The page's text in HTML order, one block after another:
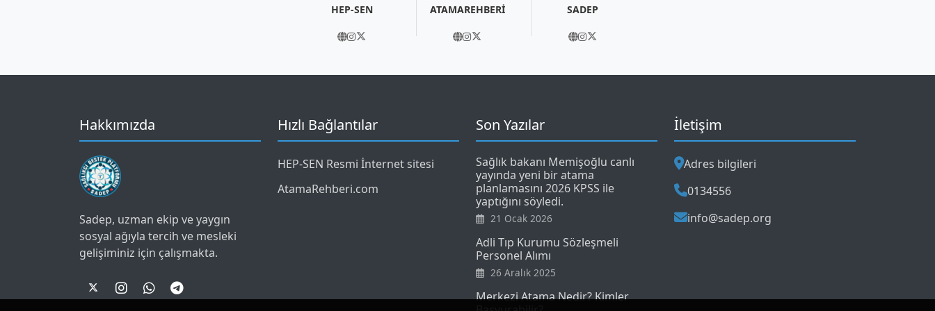
HEP-SEN ATAMAREHBERİ SADEP
Hakkımızda
Sadep, uzman ekip ve yaygın
sosyal ağıyla tercih ve mesleki
gelişiminiz için çalışmakta.
Hızlı Bağlantılar
HEP-SEN Resmi İnternet sitesi
AtamaRehberi.com
Son Yazılar
Sağlık bakanı Memişoğlu canlı
yayında yeni bir atama
planlamasını 2026 KPSS ile
yaptığını söyledi.
21 Ocak 2026
Adli Tıp Kurumu Sözleşmeli
Personel Alımı
26 Aralık 2025
Merkezi Atama Nedir? Kimler
İletişim
Adres bilgileri
0134556
info@sadep.org